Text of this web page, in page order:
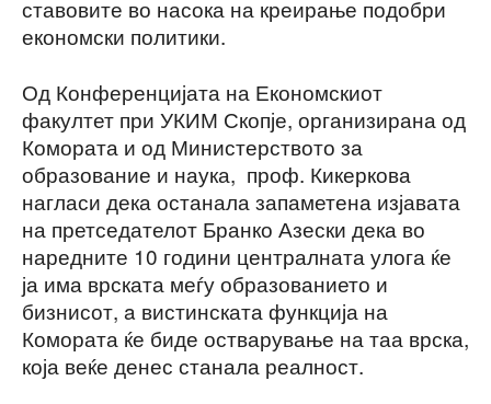
ставовите во насока на креирање подобри
економски политики.
Од Конференцијата на Економскиот
факултет при УКИМ Скопје, организирана од
Комората и од Министерството за
образование и наука, проф. Кикеркова
нагласи дека останала запаметена изјавата
на претседателот Бранко Азески дека во
наредните 10 години централната улога ќе
ја има врската меѓу образованието и
бизнисот, a вистинската функција на
Комората ќе биде остварување на таа врска,
која веќе денес станала реалност.